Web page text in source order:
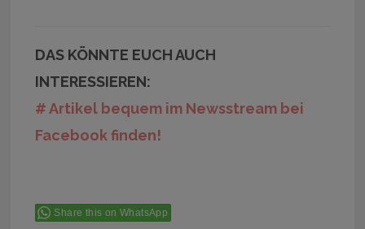
DAS KÖNNTE EUCH AUCH
INTERESSIEREN:
# Artikel bequem im Newsstream bei
Facebook finden!
Share this on WhatsApp